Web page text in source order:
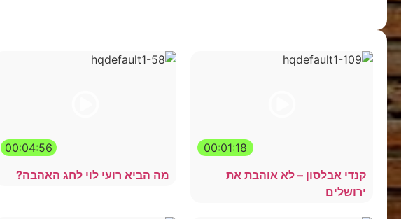
00:01:18
קנדי אבלסון – לא אוהבת את
ירושלים
00:04:56
מה הביא רועי לוי לחג האהבה?